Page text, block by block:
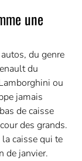
une
du genre
du
ou
jamais
de caisse
des grands.
caisse qui te
de janvier.